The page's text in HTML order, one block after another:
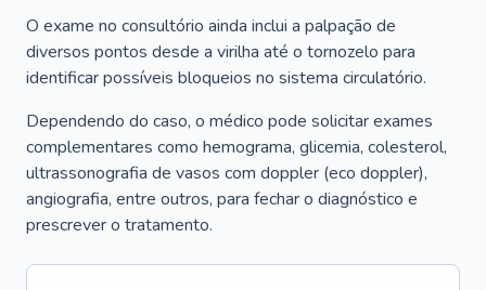
O exame no consultório ainda inclui a palpação de
diversos pontos desde a virilha até o tornozelo para
identificar possíveis bloqueios no sistema circulatório.
Dependendo do caso, o médico pode solicitar exames
complementares como hemograma, glicemia, colesterol,
ultrassonografia de vasos com doppler (eco doppler),
angiografia, entre outros, para fechar o diagnóstico e
prescrever o tratamento.